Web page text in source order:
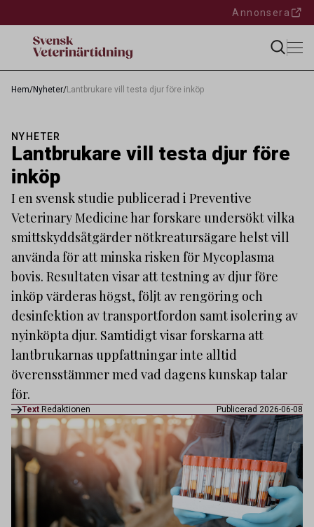
Annonsera
Hem/Nyheter/Lantbrukare vill testa djur före inköp
NYHETER
Lantbrukare vill testa djur före
inköp
I en svensk studie publicerad i Preventive
Veterinary Medicine har forskare undersökt vilka
smittskyddsåtgärder nötkreatursägare helst vill
använda för att minska risken för Mycoplasma
bovis. Resultaten visar att testning av djur före
inköp värderas högst, följt av rengöring och
desinfektion av transportfordon samt isolering av
nyinköpta djur. Samtidigt visar forskarna att
lantbrukarnas uppfattningar inte alltid
överensstämmer med vad dagens kunskap talar
för.
Text Redaktionen Publicerad 2026-06-08